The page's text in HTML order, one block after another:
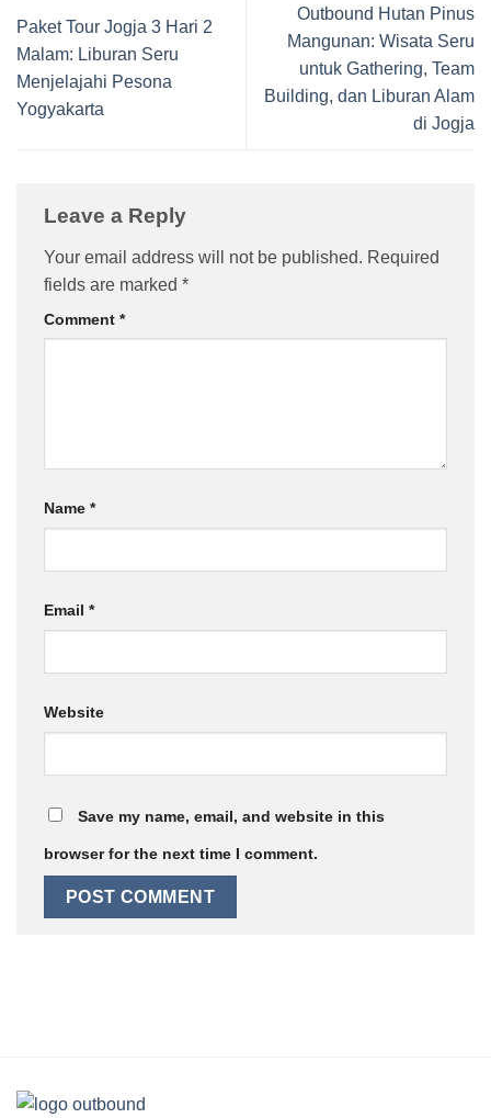
Paket Tour Jogja 3 Hari 2
Malam: Liburan Seru
Menjelajahi Pesona
Yogyakarta
Outbound Hutan Pinus
Mangunan: Wisata Seru
untuk Gathering, Team
Building, dan Liburan Alam
di Jogja
Leave a Reply
Your email address will not be published. Required
fields are marked *
Comment *
Name *
Email *
Website
Save my name, email, and website in this
browser for the next time I comment.